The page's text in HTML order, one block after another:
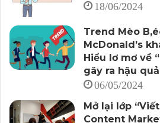
18/06/2024
Trend Mèo
McDonald’s
Hiểu lơ mơ về
gây ra hậu
06/05/2024
Mở lại lớp
Content